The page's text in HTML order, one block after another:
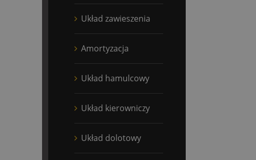
Układ zawieszenia
Amortyzacja
Układ hamulcowy
Układ kierowniczy
Układ dolotowy